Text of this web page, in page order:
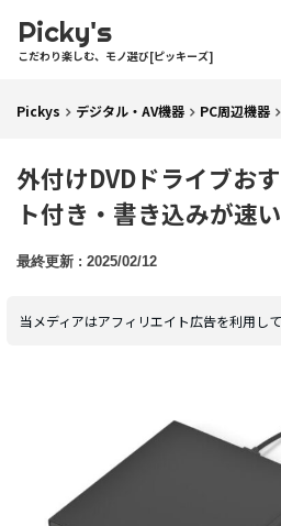
Picky's
こだわり楽しむ、モノ選び[ピッキーズ]
Pickys デジタル・AV機器 PC周辺機器
外付けDVDドライブお
ト付き・書き込みが速
2025/02/12
当メディアはアフィリエイト広告を利用して